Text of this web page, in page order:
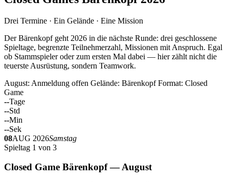
Drei Termine · Ein Gelände · Eine Mission
Der Bärenkopf geht 2026 in die nächste Runde: drei geschlossene
Spieltage, begrenzte Teilnehmerzahl, Missionen mit Anspruch. Egal
ob Stammspieler oder zum ersten Mal dabei — hier zählt nicht die
teuerste Ausrüstung, sondern Teamwork.
August: Anmeldung offen Gelände: Bärenkopf Format: Closed
Game
--Tage
--Std
--Min
--Sek
08AUG 2026Samstag
Spieltag 1 von 3
Closed Game Bärenkopf — August